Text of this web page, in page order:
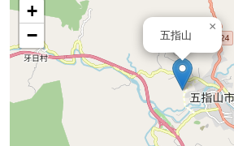
五指山
×
+
−